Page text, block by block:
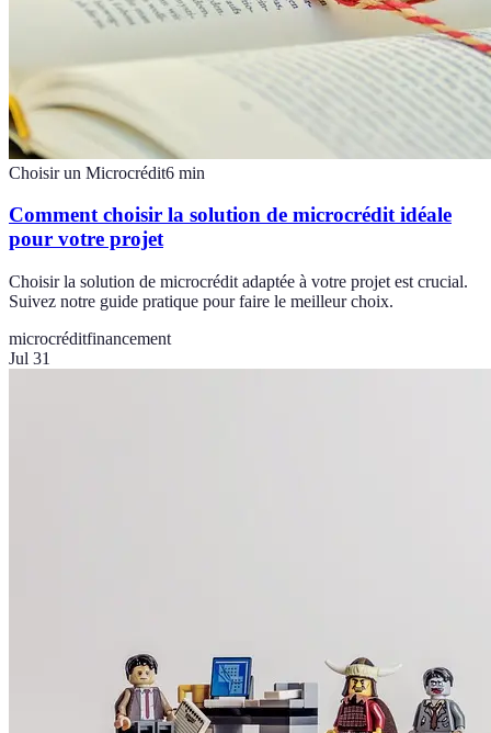
Choisir un Microcrédit6 min
Comment choisir la solution de microcrédit idéale
pour votre projet
Choisir la solution de microcrédit adaptée à votre projet est crucial.
Suivez notre guide pratique pour faire le meilleur choix.
microcréditfinancement
Jul 31